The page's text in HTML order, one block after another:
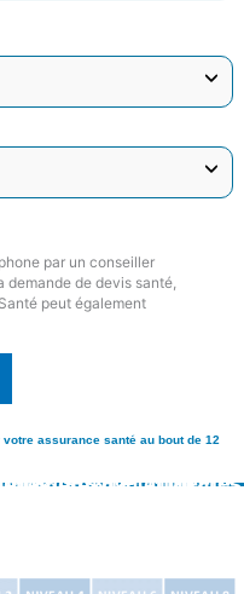
assurance santé au bout de 12
100% SANTÉ, l’une des meilleures mutuelles en 2020 et 2021**
par un conseiller
de devis santé,
peut également